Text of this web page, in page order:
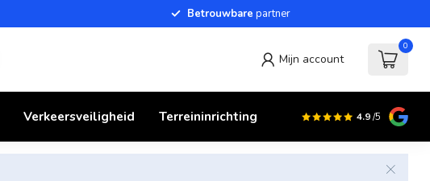
Betrouwbare partner
Mijn account
0
Verkeersveiligheid Terreininrichting 4.9/5